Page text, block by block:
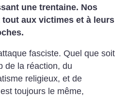
une trentaine. Nos
aux victimes et à leurs
fasciste. Quel que soit
de la réaction, du
religieux, et de
toujours le même,